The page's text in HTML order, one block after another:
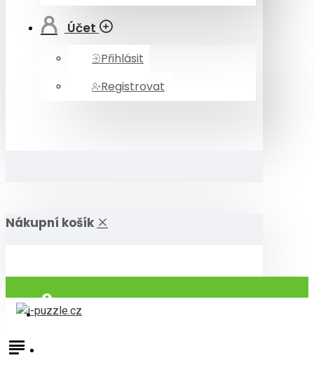
Účet
Přihlásit
Registrovat
Nákupní košík
Přihlásit